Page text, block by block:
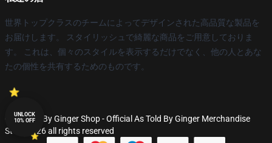
世界トップクラスのチームによってデザインされた高品質な製品を
お届けします。 スタイリッシュで綺麗な商品をご用意しておりま
す。 これは、個々のスタイルを表示するだけでなく、他の人とあな
たの個性を共有するためのものです。
© As Told By Ginger Shop - Official As Told By Ginger Merchandise
Store 2026 all rights reserved
UNLOCK
10% OFF